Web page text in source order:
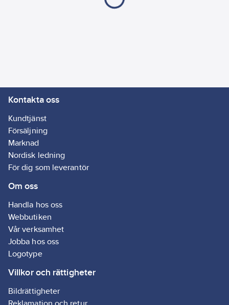
Kontakta oss
Kundtjänst
Försäljning
Marknad
Nordisk ledning
För dig som leverantör
Om oss
Handla hos oss
Webbutiken
Vår verksamhet
Jobba hos oss
Logotype
Villkor och rättigheter
Bildrättigheter